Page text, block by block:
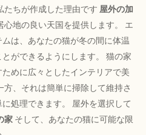
たちが作成した理由です 屋外の加
心地の良い天国を提供します。 エ
は、あなたの猫が冬の間に体温
ができるようにします。 猫の家
めに広々としたインテリアで美
方、それは簡単に掃除して維持さ
処理できます。 屋外を選択して
家 そして、あなたの猫に可能な限